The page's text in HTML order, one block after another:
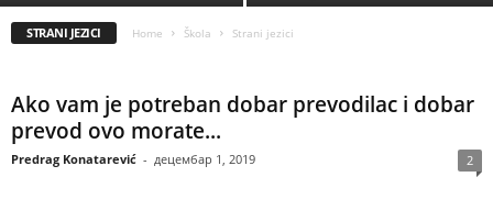
STRANI JEZICI Home Škola Strani jezici
Ako vam je potreban dobar prevodilac i dobar
prevod ovo morate...
Predrag Konatarević - децембар 1, 2019 2